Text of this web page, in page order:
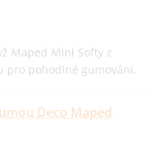
Maped Mini Softy z
pro pohodlné gumování.
Deco Maped